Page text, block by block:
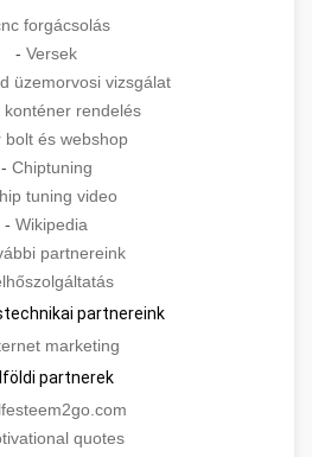
forgácsolás
- Versek
üzemorvosi vizsgálat
konténer rendelés
bolt és webshop
- Chiptuning
tuning video
- Wikipedia
partnereink
partnereink
marketing
partnerek
quotes